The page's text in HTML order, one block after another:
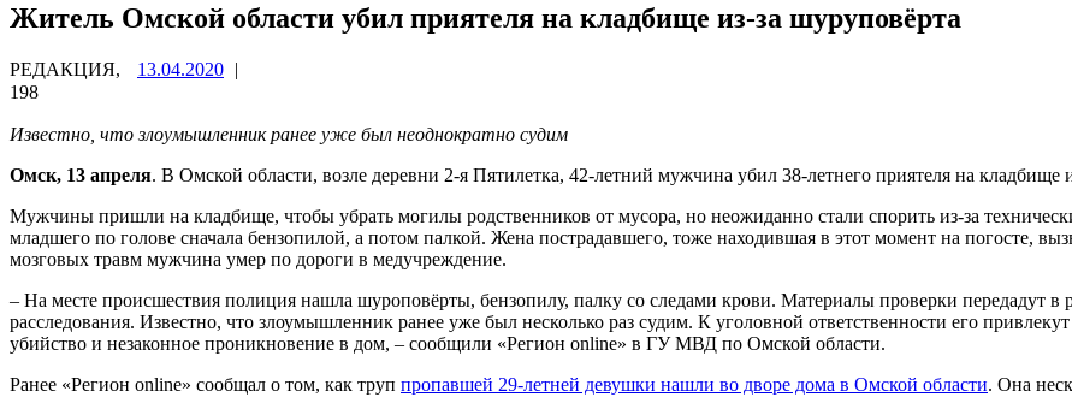
Житель Омской области убил приятеля на кладбище из-за шуруповёрта
РЕДАКЦИЯ, 13.04.2020 |
198
Известно, что злоумышленник ранее уже был неоднократно судим
Омск, 13 апреля. В Омской области, возле деревни 2-я Пятилетка, 42-летний мужчина убил 38-летнего приятеля на кладбище
Мужчины пришли на кладбище, чтобы убрать могилы родственников от мусора, но неожиданно стали спорить из-за
младшего по голове сначала бензопилой, а потом палкой. Жена пострадавшего, тоже находившая в этот момент на погосте,
мозговых травм мужчина умер по дороги в медучреждение.
– На месте происшествия полиция нашла шуроповёрты, бензопилу, палку со следами крови. Материалы проверки передадут
расследования. Известно, что злоумышленник ранее уже был несколько раз судим. К уголовной ответственности его
убийство и незаконное проникновение в дом, – сообщили «Регион online» в ГУ МВД по Омской области.
Ранее «Регион online» сообщал о том, как труп пропавшей 29-летней девушки нашли во дворе дома в Омской области. Она